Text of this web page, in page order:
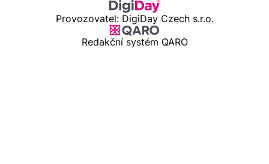
Provozovatel: DigiDay Czech s.r.o.
Redakční systém QARO